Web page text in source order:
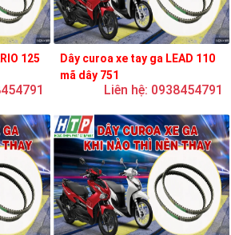
125
Dây curoa xe tay ga LEAD 110
mã dây 751
Liên hệ: 0938454791